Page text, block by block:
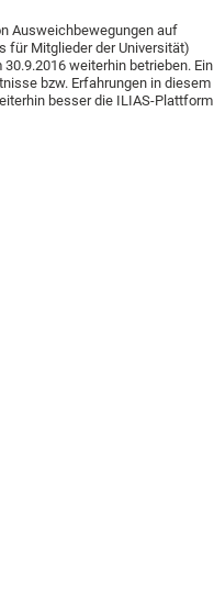
Ausweichbewegungen auf
für Mitglieder der Universität)
weiterhin betrieben. Ein
bzw. Erfahrungen in diesem
besser die ILIAS-Plattform